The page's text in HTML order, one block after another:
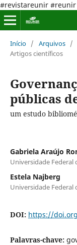
#revistareunir #reunir
Início / Arquivos /
Artigos científicos
públicas
um estudo
Gabriela Araújo
Universidade Federal
Estela Najberg
Universidade Federal
DOI: https://
Palavras-chave: